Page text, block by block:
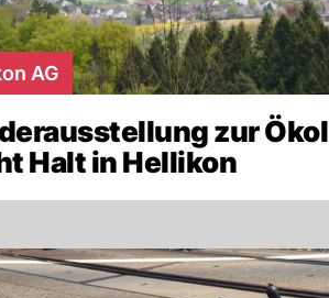
AG
zur
Halt in Hellikon